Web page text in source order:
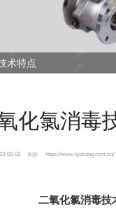
术特点
化氯消毒
03-02 来源: https://www.bjstrong.com.cn/
二氧化氯消毒技